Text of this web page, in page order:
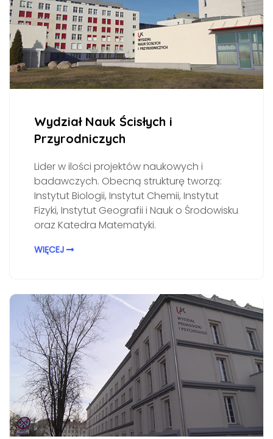
Wydział Nauk Ścisłych i
Przyrodniczych
Lider w ilości projektów naukowych i
badawczych. Obecną strukturę tworzą:
Instytut Biologii, Instytut Chemii, Instytut
Fizyki, Instytut Geografii i Nauk o Środowisku
oraz Katedra Matematyki.
WIĘCEJ